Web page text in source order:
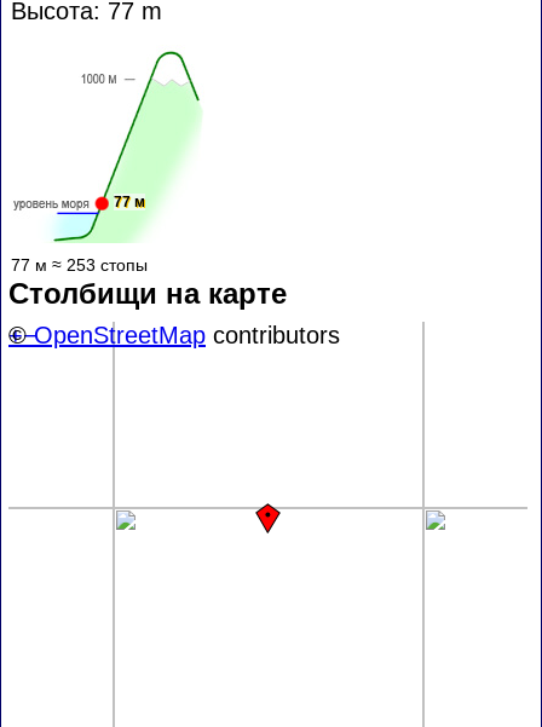
Высота: 77 m
77 м
77 м ≈ 253 стопы
Столбищи на карте
+−
©OpenStreetMap contributors